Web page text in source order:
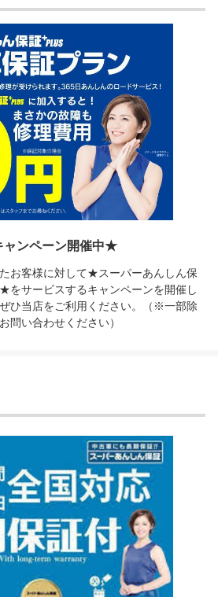
ンペーン開催中★
お客様に対して★スーパーあんしん保
サービスするキャンペーンを開催し
ひ当店をご利用ください。（※一部除
問い合わせください）